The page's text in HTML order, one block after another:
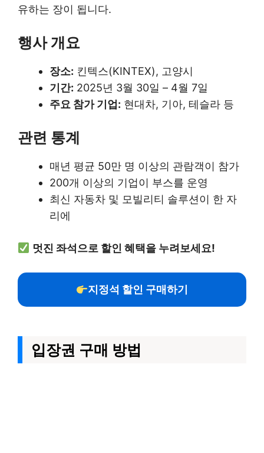
유하는 장이 됩니다.
행사 개요
장소: 킨텍스(KINTEX), 고양시
기간: 2025년 3월 30일 – 4월 7일
주요 참가 기업: 현대차, 기아, 테슬라 등
관련 통계
매년 평균 50만 명 이상의 관람객이 참가
200개 이상의 기업이 부스를 운영
최신 자동차 및 모빌리티 솔루션이 한 자
리에
멋진 좌석으로 할인 혜택을 누려보세요!
지정석 할인 구매하기
입장권 구매 방법